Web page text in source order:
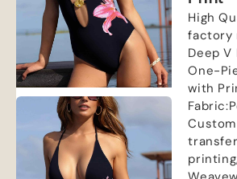
High
factory
Deep V
One-
with
Fabric:
printing,